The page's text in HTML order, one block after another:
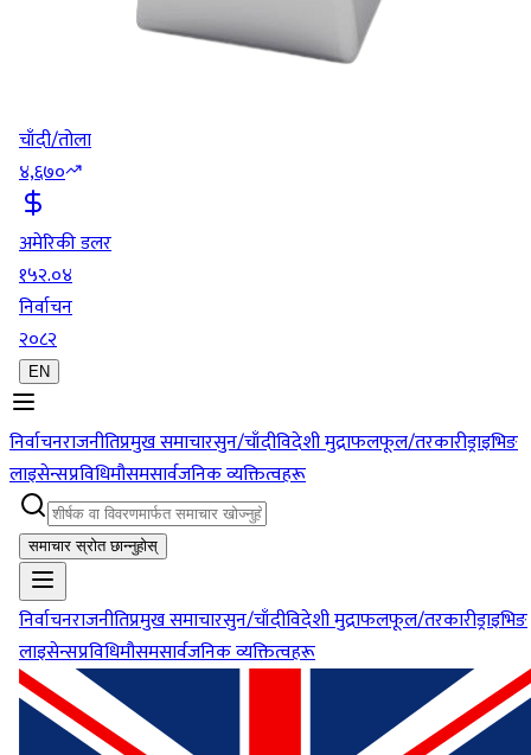
चाँदी/तोला
४,६७०
अमेरिकी डलर
१५२.०४
निर्वाचन
२०८२
EN
निर्वाचनराजनीतिप्रमुख समाचारसुन/चाँदीविदेशी मुद्राफलफूल/तरकारीड्राइभिङ
लाइसेन्सप्रविधिमौसमसार्वजनिक व्यक्तित्वहरू
समाचार स्रोत छान्नुहोस्
निर्वाचनराजनीतिप्रमुख समाचारसुन/चाँदीविदेशी मुद्राफलफूल/तरकारीड्राइभिङ
लाइसेन्सप्रविधिमौसमसार्वजनिक व्यक्तित्वहरू